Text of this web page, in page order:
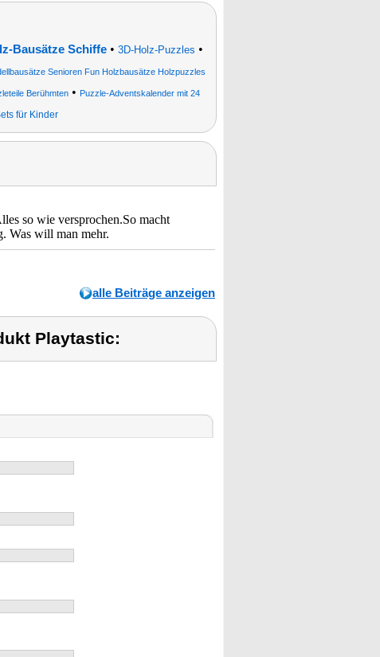
Bausätze Schiffe• 3D-Holz-Puzzles •
Senioren Fun Holzbausätze Holzpuzzles
Berühmten • Puzzle-Adventskalender mit 24
für Kinder
so wie versprochen.So macht
Was will man mehr.
alle Beiträge anzeigen
Playtastic: